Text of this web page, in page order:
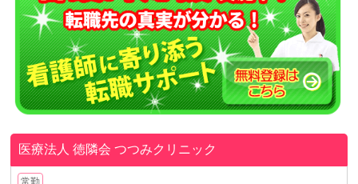
医療法人 徳隣会つつみクリニック
常勤